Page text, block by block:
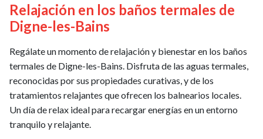
Relajación en los baños termales de
Digne-les-Bains
Regálate un momento de relajación y bienestar en los baños
termales de Digne-les-Bains. Disfruta de las aguas termales,
reconocidas por sus propiedades curativas, y de los
tratamientos relajantes que ofrecen los balnearios locales.
Un día de relax ideal para recargar energías en un entorno
tranquilo y relajante.